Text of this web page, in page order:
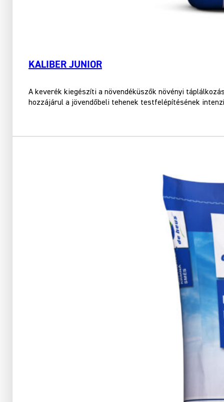
KALIBER JUNIOR
A keverék kiegészíti a növendéküszők növényi
hozzájárul a jövendőbeli tehenek testfelépítésének